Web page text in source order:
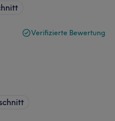
Verifizierte Bewertung